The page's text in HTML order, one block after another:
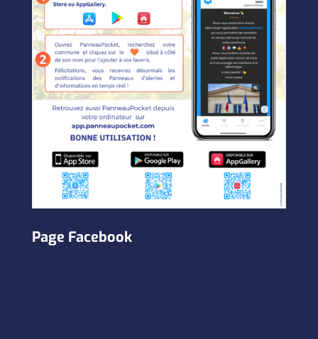
Page Facebook